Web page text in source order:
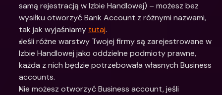
samą rejestracją w Izbie Handlowej) – możesz bez
wysiłku otworzyć Bank Account z różnymi nazwami,
tak jak wyjaśniamy tutaj.
Jeśli różne warstwy Twojej firmy są zarejestrowane w
Izbie Handlowej jako oddzielne podmioty prawne,
każda z nich będzie potrzebowała własnych Business
accounts.
Nie możesz otworzyć Business account, jeśli